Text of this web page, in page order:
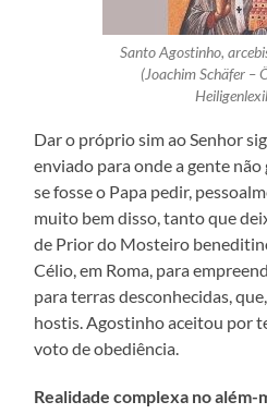
Santo Agostinho,
(Joachim Schäfer –
Dar o próprio sim ao Senhor
enviado para onde a gente
se fosse o Papa pedir,
muito bem disso, tanto que
de Prior do Mosteiro
Célio, em Roma, para
para terras desconhecidas,
hostis. Agostinho aceitou por
voto de obediência.
Realidade complexa no além-